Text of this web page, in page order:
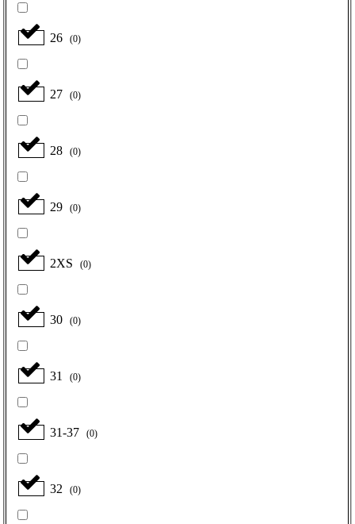
26 (0)
27 (0)
28 (0)
29 (0)
2XS (0)
30 (0)
31 (0)
31-37 (0)
32 (0)